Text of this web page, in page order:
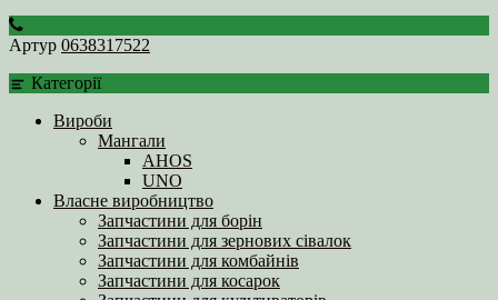
Артур 0638317522
Категорії
Вироби
Мангали
AHOS
UNO
Власне виробництво
Запчастини для борін
Запчастини для зернових сівалок
Запчастини для комбайнів
Запчастини для косарок